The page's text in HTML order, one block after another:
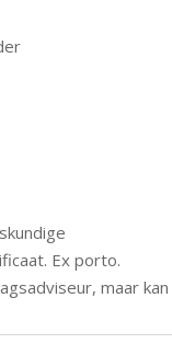
Ex porto.
maar